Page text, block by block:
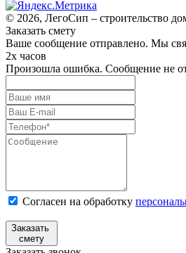
© 2026, ЛегоСип – строительство
Заказать смету
Ваше сообщение отправлено. Мы
2х часов
Произошла ошибка. Сообщение не
Согласен на обработку
Заказать
смету